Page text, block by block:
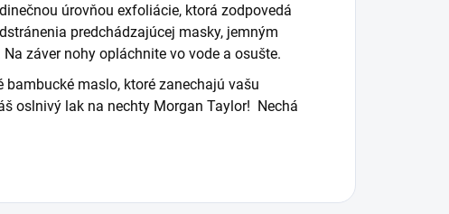
úrovňou exfoliácie, ktorá zodpovedá
predchádzajúcej masky, jemným
záver nohy opláchnite vo vode a osušte.
maslo, ktoré zanechajú vašu
oslnivý lak na nechty Morgan Taylor! Nechá